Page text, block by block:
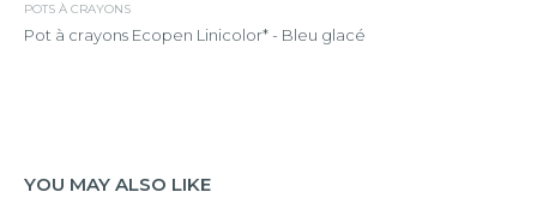
POTS À CRAYONS
Pot à crayons Ecopen Linicolor* - Bleu glacé
YOU MAY ALSO LIKE